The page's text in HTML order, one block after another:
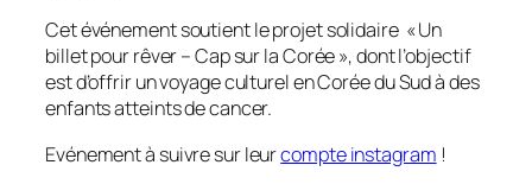
Cet événement soutient le projet solidaire « Un
billet pour rêver – Cap sur la Corée », dont l’objectif
est d’offrir un voyage culturel en Corée du Sud à des
enfants atteints de cancer.
Evénement à suivre sur leurcompte instagram !